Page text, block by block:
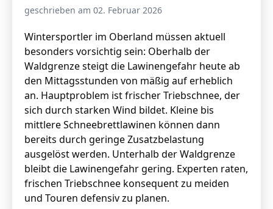
geschrieben am 02. Februar 2026
Wintersportler im Oberland müssen aktuell
besonders vorsichtig sein: Oberhalb der
Waldgrenze steigt die Lawinengefahr heute ab
den Mittagsstunden von mäßig auf erheblich
an. Hauptproblem ist frischer Triebschnee, der
sich durch starken Wind bildet. Kleine bis
mittlere Schneebrettlawinen können dann
bereits durch geringe Zusatzbelastung
ausgelöst werden. Unterhalb der Waldgrenze
bleibt die Lawinengefahr gering. Experten raten,
frischen Triebschnee konsequent zu meiden
und Touren defensiv zu planen.